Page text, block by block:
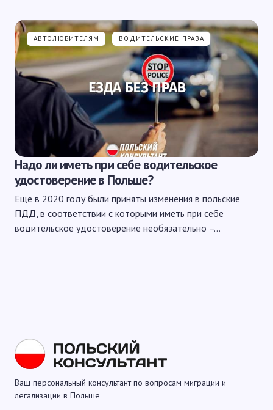
АВТОЛЮБИТЕЛЯМ ВОДИТЕЛЬСКИЕ ПРАВА
Надо ли иметь при себе водительское
удостоверение в Польше?
Еще в 2020 году были приняты изменения в польские
ПДД, в соответствии с которыми иметь при себе
водительское удостоверение необязательно –…
Ваш персональный консультант по вопросам миграции и
легализации в Польше